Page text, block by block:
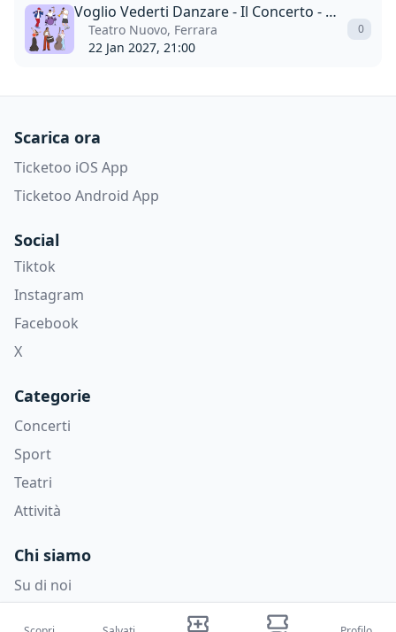
Voglio Vederti Danzare - Il Concerto - Omaggio A Franco Battiato.
Teatro Nuovo, Ferrara
22 Jan 2027, 21:00
0
Scarica ora
Ticketoo iOS App
Ticketoo Android App
Social
Tiktok
Instagram
Facebook
X
Categorie
Concerti
Sport
Teatri
Attività
Chi siamo
Su di noi